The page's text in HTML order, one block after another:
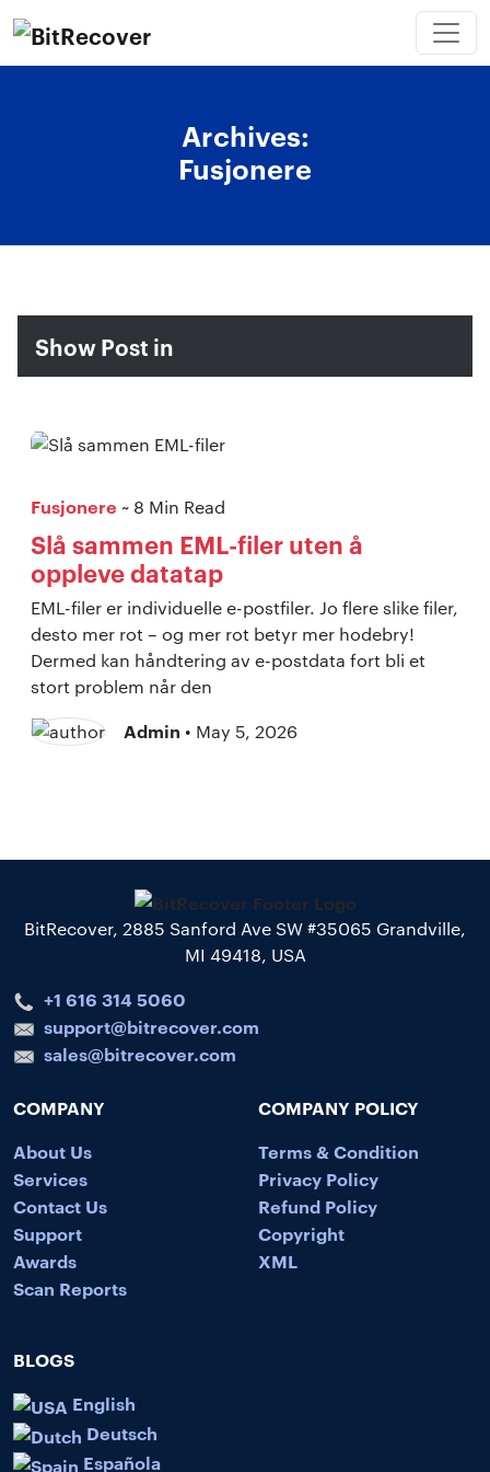
Archives:
Fusjonere
Show Post in
Fusjonere ~ 8 Min Read
Slå sammen EML-filer uten å
oppleve datatap
EML-filer er individuelle e-postfiler. Jo flere slike filer,
desto mer rot – og mer rot betyr mer hodebry!
Dermed kan håndtering av e-postdata fort bli et
stort problem når den
Admin • May 5, 2026
BitRecover, 2885 Sanford Ave SW #35065 Grandville,
MI 49418, USA
+1 616 314 5060
support@bitrecover.com
sales@bitrecover.com
COMPANY
About Us
Services
Contact Us
Support
Awards
Scan Reports
COMPANY POLICY
Terms & Condition
Privacy Policy
Refund Policy
Copyright
XML
BLOGS
English
Deutsch
Española